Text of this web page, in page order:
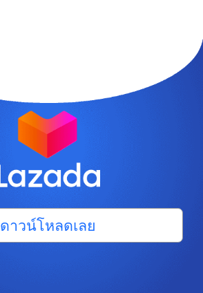
ดาวน์โหลดเลย